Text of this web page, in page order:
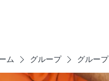
ム グループ グループ